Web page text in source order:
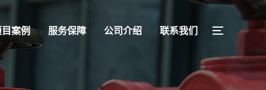
目案例 服务保障 公司介绍 联系我们